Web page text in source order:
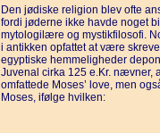
Den jødiske religion blev ofte
fordi jøderne ikke havde noget
mytologilære og mystikfilosofi.
i antikken opfattet at være
egyptiske hemmeligheder
Juvenal cirka 125 e.Kr. nævner,
omfattede Moses’ love, men
Moses, ifølge hvilken: